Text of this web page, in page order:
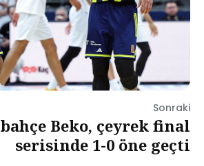
Sonraki
Beko, çeyrek final
serisinde 1-0 öne geçti